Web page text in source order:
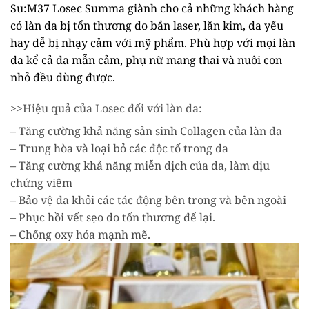
Su:M37 Losec Summa giành cho cả những khách hàng
có làn da bị tổn thương do bắn laser, lăn kim, da yếu
hay dễ bị nhạy cảm với mỹ phẩm. Phù hợp với mọi làn
da kể cả da mẫn cảm, phụ nữ mang thai và nuôi con
nhỏ đều dùng được.
>>Hiệu quả của Losec đối với làn da:
– Tăng cường khả năng sản sinh Collagen của làn da
– Trung hòa và loại bỏ các độc tố trong da
– Tăng cường khả năng miễn dịch của da, làm dịu
chứng viêm
– Bảo vệ da khỏi các tác động bên trong và bên ngoài
– Phục hồi vết sẹo do tổn thương để lại.
– Chống oxy hóa mạnh mẽ.